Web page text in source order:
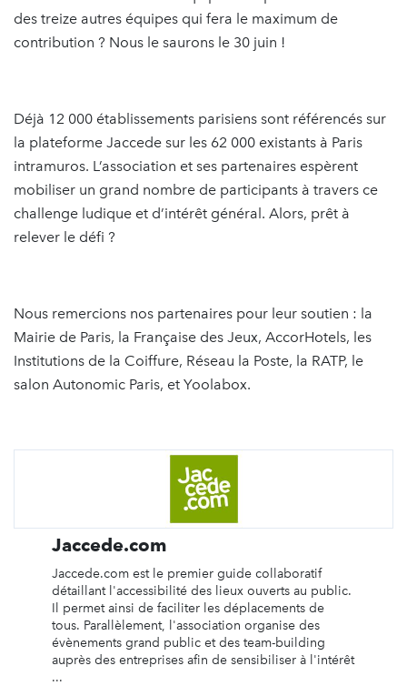
des treize autres équipes qui fera le maximum de
contribution ? Nous le saurons le 30 juin !
Déjà 12 000 établissements parisiens sont référencés sur
la plateforme Jaccede sur les 62 000 existants à Paris
intramuros. L’association et ses partenaires espèrent
mobiliser un grand nombre de participants à travers ce
challenge ludique et d’intérêt général. Alors, prêt à
relever le défi ?
Nous remercions nos partenaires pour leur soutien : la
Mairie de Paris, la Française des Jeux, AccorHotels, les
Institutions de la Coiffure, Réseau la Poste, la RATP, le
salon Autonomic Paris, et Yoolabox.
Jaccede.com
Jaccede.com est le premier guide collaboratif
détaillant l'accessibilité des lieux ouverts au public.
Il permet ainsi de faciliter les déplacements de
tous. Parallèlement, l'association organise des
évènements grand public et des team-building
auprès des entreprises afin de sensibiliser à l'intérêt
...